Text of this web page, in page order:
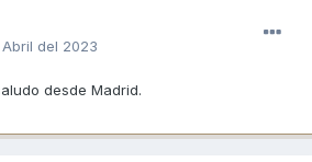
del 2023
desde Madrid.